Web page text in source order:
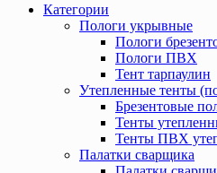
Категории
Пологи укрывные
Пологи
Пологи ПВХ
Тент тарпаулин
Утепленные тенты
Брезентовые
Тенты
Тенты ПВХ
Палатки сварщика